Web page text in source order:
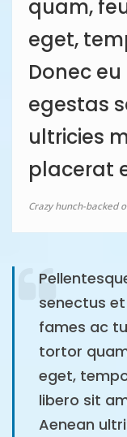
quam,
eget,
Donec
egestas
ultricies
placerat
Crazy hunch-backed
senectus
fames ac
tortor
eget,
libero sit
Aenean